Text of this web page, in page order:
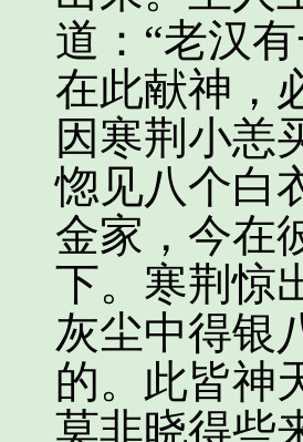
道：“老汉
在此献神，
因寒荆小恙
惚见八个白
金家，今在
下。寒荆惊
灰尘中得银
的。此皆神
莫非晓得些